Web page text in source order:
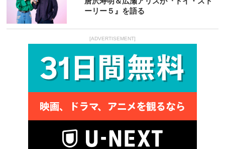
ーリー５』を語る
[ADVERTISEMENT]